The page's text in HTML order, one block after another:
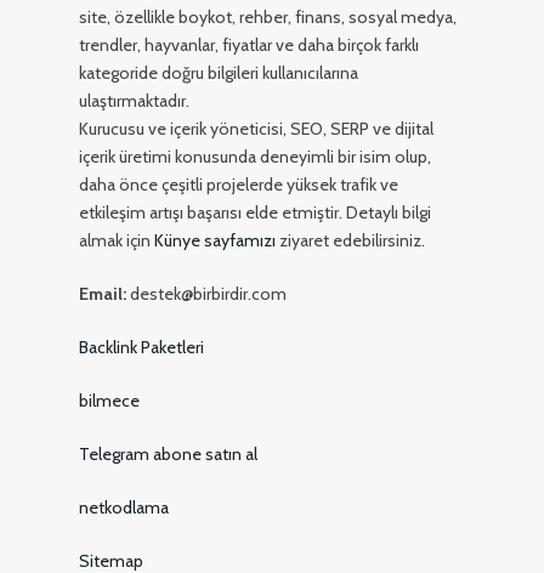
site, özellikle boykot, rehber, finans, sosyal medya,
trendler, hayvanlar, fiyatlar ve daha birçok farklı
kategoride doğru bilgileri kullanıcılarına
ulaştırmaktadır.
Kurucusu ve içerik yöneticisi, SEO, SERP ve dijital
içerik üretimi konusunda deneyimli bir isim olup,
daha önce çeşitli projelerde yüksek trafik ve
etkileşim artışı başarısı elde etmiştir. Detaylı bilgi
almak içinKünye sayfamızı ziyaret edebilirsiniz.
Email:destek@birbirdir.com
Backlink Paketleri
bilmece
Telegram abone satın al
netkodlama
Sitemap